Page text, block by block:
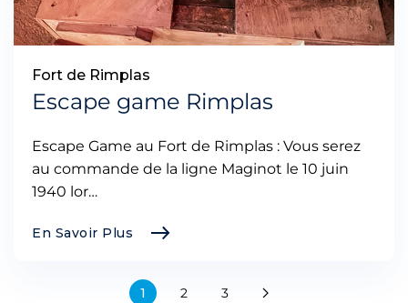
Fort de Rimplas
Escape game Rimplas
Escape Game au Fort de Rimplas : Vous serez
au commande de la ligne Maginot le 10 juin
1940 lor…
En Savoir Plus
1 2 3